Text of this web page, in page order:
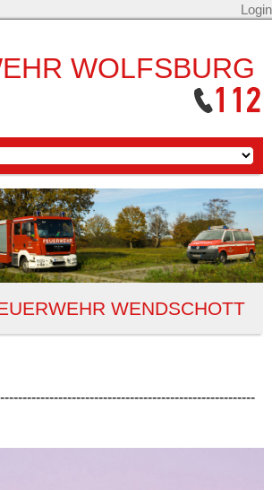
Login
WOLFSBURG
WENDSCHOTT